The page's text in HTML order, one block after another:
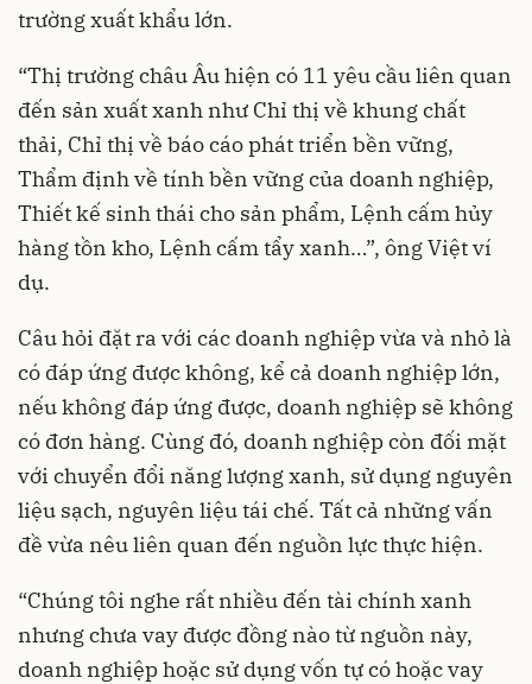
trường xuất khẩu lớn.
“Thị trường châu Âu hiện có 11 yêu cầu liên quan
đến sản xuất xanh như Chỉ thị về khung chất
thải, Chỉ thị về báo cáo phát triển bền vững,
Thẩm định về tính bền vững của doanh nghiệp,
Thiết kế sinh thái cho sản phẩm, Lệnh cấm hủy
hàng tồn kho, Lệnh cấm tẩy xanh…”, ông Việt ví
dụ.
Câu hỏi đặt ra với các doanh nghiệp vừa và nhỏ là
có đáp ứng được không, kể cả doanh nghiệp lớn,
nếu không đáp ứng được, doanh nghiệp sẽ không
có đơn hàng. Cùng đó, doanh nghiệp còn đối mặt
với chuyển đổi năng lượng xanh, sử dụng nguyên
liệu sạch, nguyên liệu tái chế. Tất cả những vấn
đề vừa nêu liên quan đến nguồn lực thực hiện.
“Chúng tôi nghe rất nhiều đến tài chính xanh
nhưng chưa vay được đồng nào từ nguồn này,
doanh nghiệp hoặc sử dụng vốn tự có hoặc vay